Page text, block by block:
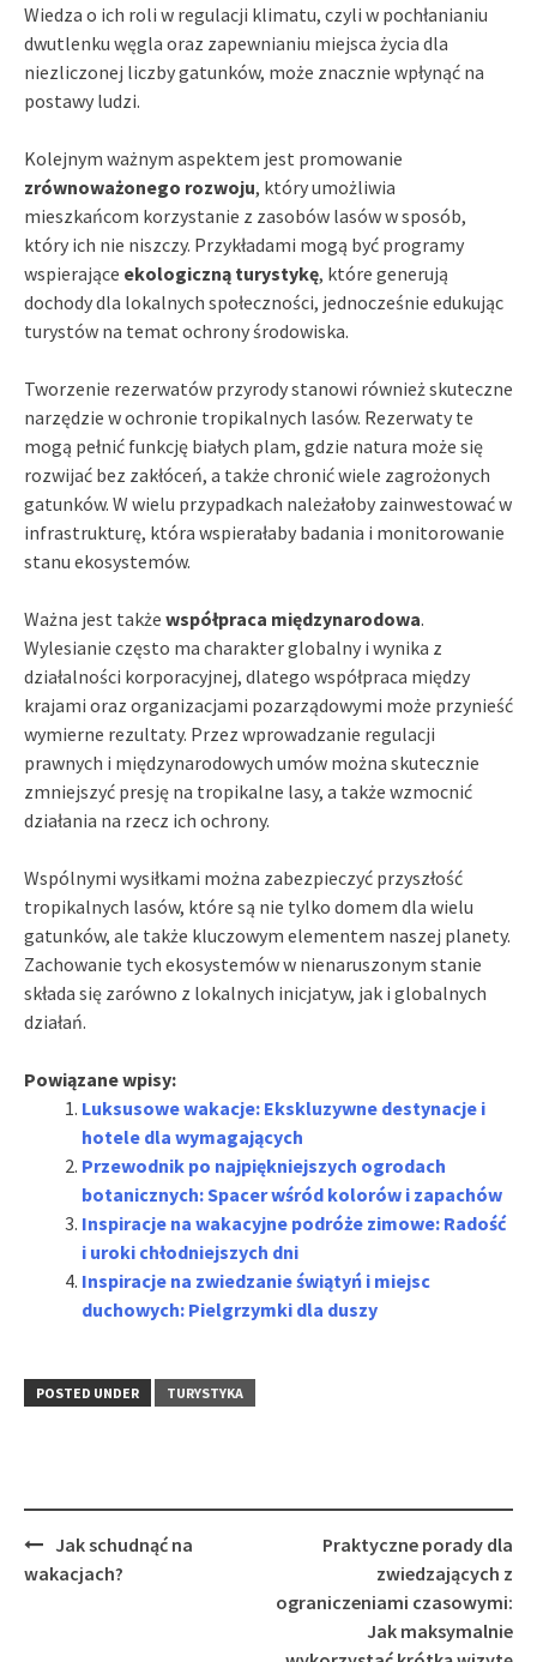
Wiedza o ich roli w regulacji klimatu, czyli w pochłanianiu
dwutlenku węgla oraz zapewnianiu miejsca życia dla
niezliczonej liczby gatunków, może znacznie wpłynąć na
postawy ludzi.
Kolejnym ważnym aspektem jest promowanie
zrównoważonego rozwoju, który umożliwia
mieszkańcom korzystanie z zasobów lasów w sposób,
który ich nie niszczy. Przykładami mogą być programy
wspierające ekologiczną turystykę, które generują
dochody dla lokalnych społeczności, jednocześnie edukując
turystów na temat ochrony środowiska.
Tworzenie rezerwatów przyrody stanowi również skuteczne
narzędzie w ochronie tropikalnych lasów. Rezerwaty te
mogą pełnić funkcję białych plam, gdzie natura może się
rozwijać bez zakłóceń, a także chronić wiele zagrożonych
gatunków. W wielu przypadkach należałoby zainwestować w
infrastrukturę, która wspierałaby badania i monitorowanie
stanu ekosystemów.
Ważna jest także współpraca międzynarodowa.
Wylesianie często ma charakter globalny i wynika z
działalności korporacyjnej, dlatego współpraca między
krajami oraz organizacjami pozarządowymi może przynieść
wymierne rezultaty. Przez wprowadzanie regulacji
prawnych i międzynarodowych umów można skutecznie
zmniejszyć presję na tropikalne lasy, a także wzmocnić
działania na rzecz ich ochrony.
Wspólnymi wysiłkami można zabezpieczyć przyszłość
tropikalnych lasów, które są nie tylko domem dla wielu
gatunków, ale także kluczowym elementem naszej planety.
Zachowanie tych ekosystemów w nienaruszonym stanie
składa się zarówno z lokalnych inicjatyw, jak i globalnych
działań.
Powiązane wpisy:
Luksusowe wakacje: Ekskluzywne destynacje i
hotele dla wymagających
Przewodnik po najpiękniejszych ogrodach
botanicznych: Spacer wśród kolorów i zapachów
Inspiracje na wakacyjne podróże zimowe: Radość
i uroki chłodniejszych dni
Inspiracje na zwiedzanie świątyń i miejsc
duchowych: Pielgrzymki dla duszy
POSTED UNDER TURYSTYKA
Post
navigation
Jak schudnąć na
wakacjach?
Praktyczne porady dla
zwiedzających z
ograniczeniami czasowymi:
Jak maksymalnie